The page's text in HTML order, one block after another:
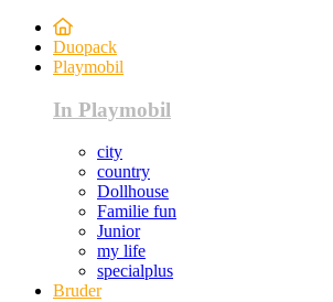
Duopack
Playmobil
In Playmobil
city
country
Dollhouse
Familie fun
Junior
my life
specialplus
Bruder